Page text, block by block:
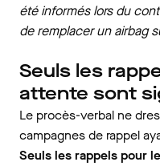
été informés lors du
de remplacer un airbag
Seuls les
attente sont
Le procès-verbal ne
campagnes de rappel
Seuls les rappels pour